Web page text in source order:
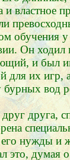
и властное
обучения у
Он ходил
и был
для их игр,
бурных вод
друга,
его нужды и
это, думая